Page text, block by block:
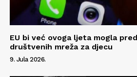
EU bi već ovoga ljeta mogla
društvenih mreža za djecu
9. Jula 2026.